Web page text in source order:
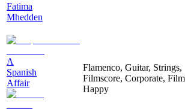
Fatima
Mhedden
A
Spanish
Affair
Flamenco, Guitar, Strings,
Filmscore, Corporate,
Happy